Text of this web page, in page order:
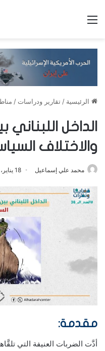
الرئيسية / تقارير ودراسات /
الداخل
والاختلاف
محمد علي إسماعيل 18 يناير، 2025
مقدمة:
أدَّت الضربات العنيفة التي